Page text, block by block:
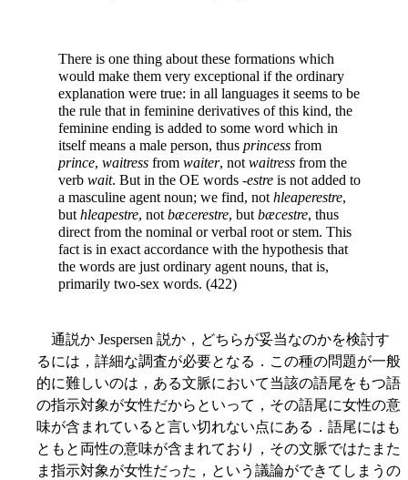
There is one thing about these formations which
would make them very exceptional if the ordinary
explanation were true: in all languages it seems to be
the rule that in feminine derivatives of this kind, the
feminine ending is added to some word which in
itself means a male person, thus princess from
prince, waitress from waiter, not waitress from the
verb wait. But in the OE words -estre is not added to
a masculine agent noun; we find, not hleaperestre,
but hleapestre, not bæcerestre, but bæcestre, thus
direct from the nominal or verbal root or stem. This
fact is in exact accordance with the hypothesis that
the words are just ordinary agent nouns, that is,
primarily two-sex words. (422)
通説か Jespersen 説か，どちらが妥当なのかを検討す
るには，詳細な調査が必要となる．この種の問題が一般
的に難しいのは，ある文脈において当該の語尾をもつ語
の指示対象が女性だからといって，その語尾に女性の意
味が含まれていると言い切れない点にある．語尾にはも
ともと両性の意味が含まれており，その文脈ではたまた
ま指示対象が女性だった，という議論ができてしまうの